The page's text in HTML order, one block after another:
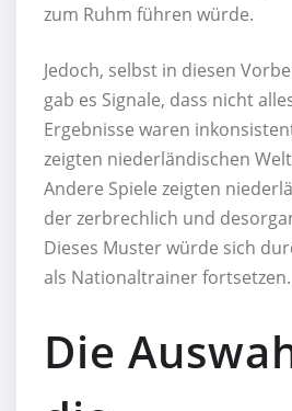
zum Ruhm führen würde.
Jedoch, selbst in diesen
gab es Signale, dass nicht
Ergebnisse waren
zeigten niederländischen
Andere Spiele zeigten
der zerbrechlich und
Dieses Muster würde sich
als Nationaltrainer fortsetzen.
Die